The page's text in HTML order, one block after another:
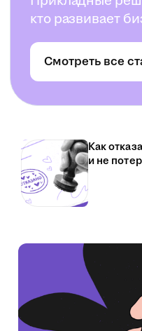
кто развивает
Смотреть все
Как
и не